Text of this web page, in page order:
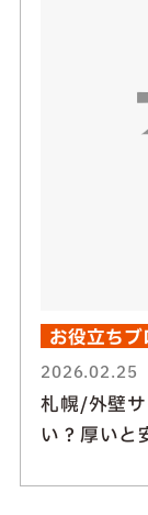
お役立ち
2026.02.25
札幌/外壁
い？厚いと